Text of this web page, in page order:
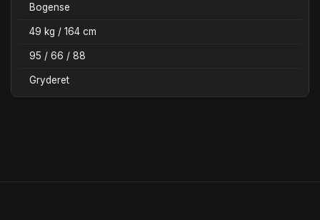
Bogense
49 kg / 164 cm
95 / 66 / 88
Gryderet